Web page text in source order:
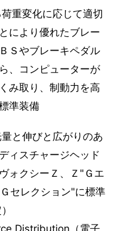
重変化に応じて適切
により優れたブレー
Ｓやブレーキペダル
、コンピューターが
み取り、制動力を高
準装備
と伸びと広がりのあ
ィスチャージヘッド
ォクシーＺ、Ｚ"Ｇエ
セレクション"に標準
Distribution（電子